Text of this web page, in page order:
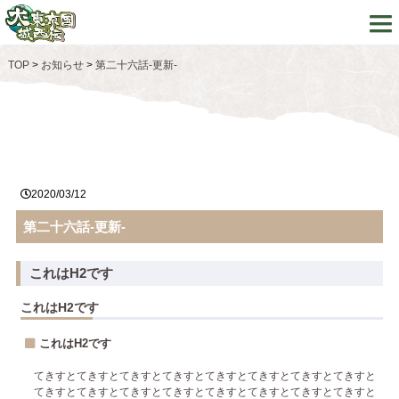
TOP> お知らせ> 第二十六話-更新-
2020/03/12
第二十六話-更新-
これはH2です
これはH2です
これはH2です
てきすとてきすとてきすとてきすとてきすとてきすとてきすとてきすと
てきすとてきすとてきすとてきすとてきすとてきすとてきすとてきすと